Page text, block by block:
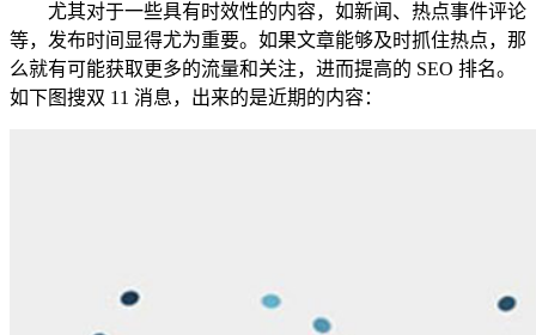
尤其对于一些具有时效性的内容，如新闻、热点事件评论
等，发布时间显得尤为重要。如果文章能够及时抓住热点，那
么就有可能获取更多的流量和关注，进而提高的 SEO 排名。
如下图搜双 11 消息，出来的是近期的内容：